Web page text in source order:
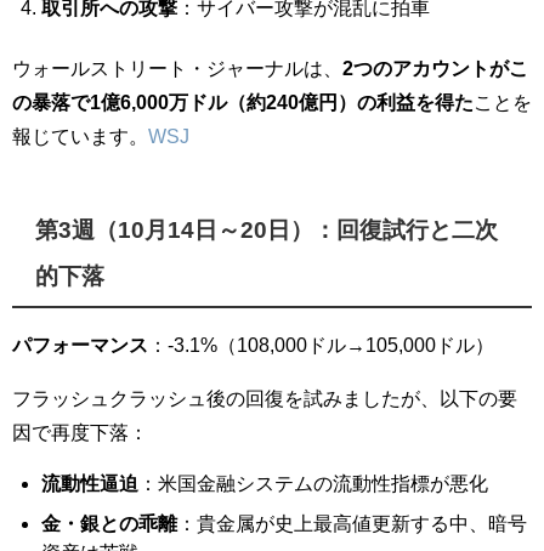
取引所への攻撃 ：サイバー攻撃が混乱に拍車
ウォールストリート・ジャーナルは、 2つのアカウントがこ
の暴落で1億6,000万ドル（約240億円）の利益を得た ことを
報じています。 WSJ
第3週（10月14日～20日）：回復試行と二次
的下落
パフォーマンス ：-3.1%（108,000ドル→105,000ドル）
フラッシュクラッシュ後の回復を試みましたが、以下の要
因で再度下落：
流動性逼迫 ：米国金融システムの流動性指標が悪化
金・銀との乖離：貴金属が史上最高値更新する中、暗号